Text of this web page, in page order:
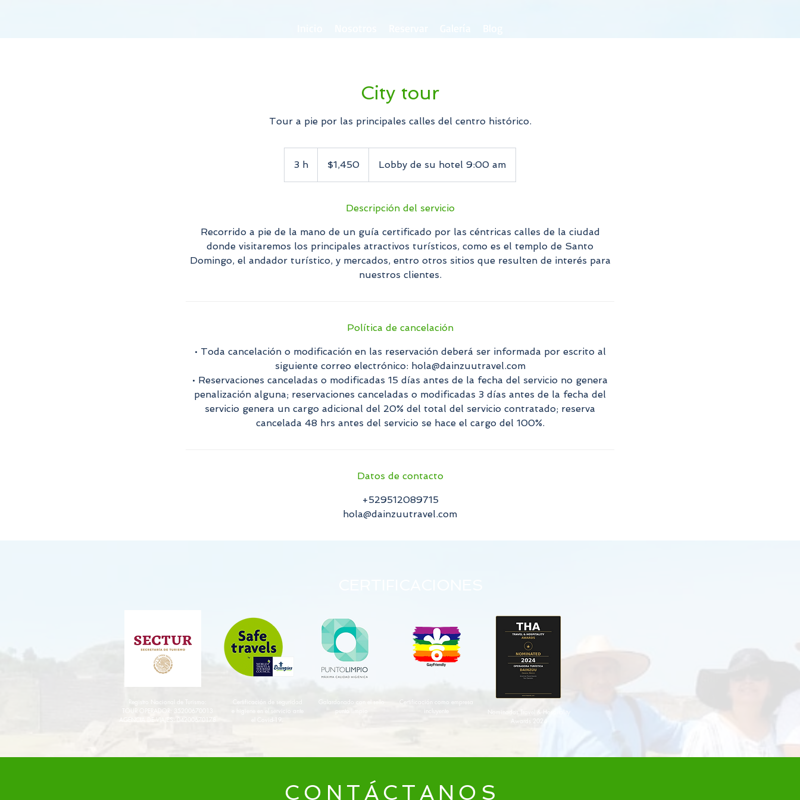
City tour
Tour a pie por las principales calles del centro histórico.
3 h
mexicanos
$1,450 Lobby de su hotel 9:00 am
Descripción del servicio
Recorrido a pie de la mano de un guía certificado por las céntricas calles de la ciudad
donde visitaremos los principales atractivos turísticos, como es el templo de Santo
Domingo, el andador turístico, y mercados, entro otros sitios que resulten de interés para
nuestros clientes.
Política de cancelación
• Toda cancelación o modificación en las reservación deberá ser informada por escrito al
siguiente correo electrónico: hola@dainzuutravel.com
• Reservaciones canceladas o modificadas 15 días antes de la fecha del servicio no genera
penalización alguna; reservaciones canceladas o modificadas 3 días antes de la fecha del
servicio genera un cargo adicional del 20% del total del servicio contratado; reserva
Datos de contacto
+529512089715
hola@dainzuutravel.com
Registro Nacional de Turismo:
TOUR OPERADOR: 35200670013
AGENCIA DE VIAJES: 04200670178
Certificación de seguridad
e higiene en el servicio ante
el Covid-19.
Galardonado con el sello
punto limpio
Certificación como empresa
Nominados Travel & Hospitality
Awards 2024
CONTÁCTANOS